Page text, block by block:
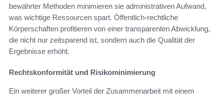
bewährter Methoden minimieren sie administrativen Aufwand,
was wichtige Ressourcen spart. Öffentlich-rechtliche
Körperschaften profitieren von einer transparenten Abwicklung,
die nicht nur zeitsparend ist, sondern auch die Qualität der
Ergebnisse erhöht.
Rechtskonformität und Risikominimierung
Ein weiterer großer Vorteil der Zusammenarbeit mit einem